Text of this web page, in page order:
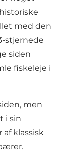
med den
stjernede
siden
fiskeleje i
men
i sin
klassisk